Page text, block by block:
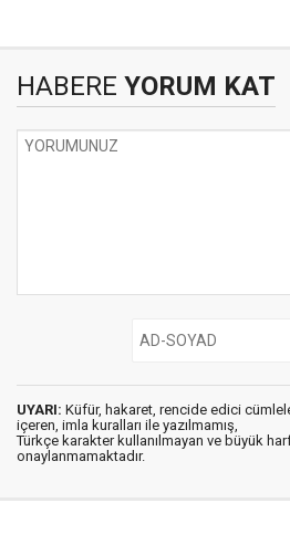
HABERE YORUM KAT
UYARI: Küfür, hakaret, rencide edici
içeren, imla kuralları ile yazılmamış,
Türkçe karakter kullanılmayan ve büyük
onaylanmamaktadır.